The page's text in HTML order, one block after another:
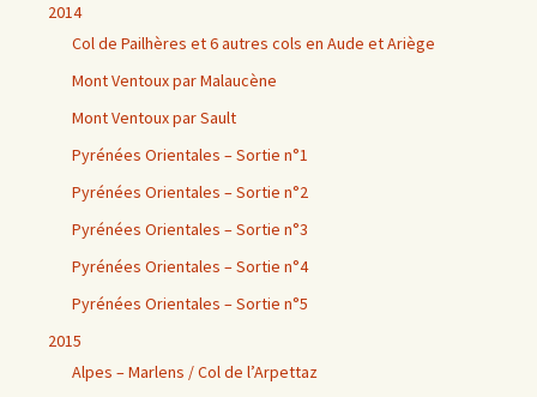
2014
Col de Pailhères et 6 autres cols en Aude et Ariège
Mont Ventoux par Malaucène
Mont Ventoux par Sault
Pyrénées Orientales – Sortie n°1
Pyrénées Orientales – Sortie n°2
Pyrénées Orientales – Sortie n°3
Pyrénées Orientales – Sortie n°4
Pyrénées Orientales – Sortie n°5
2015
Alpes – Marlens / Col de l’Arpettaz